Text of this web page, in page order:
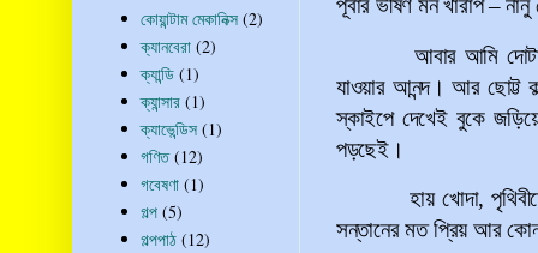
পূর্বার ভীষণ মন খারাপ–নানু
আবার আমি
যাওয়ার আনন্দ। আর ছোট্ট
স্কাইপে দেখেই বুকে
পড়ছেই।
হায় খোদা,
সন্তানের মত প্রিয় আর
কোয়ান্টাম মেকানিক্স (2)
ক্যানবেরা (2)
ক্যান্ডি (1)
ক্যান্সার (1)
ক্যাভেন্ডিস (1)
গণিত (12)
গবেষণা (1)
গল্প (5)
গল্পপাঠ (12)